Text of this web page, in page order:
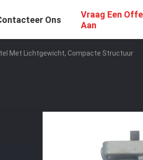
Ons
Vraag Een
Aan
Met Lichtgewicht, Compacte Structuur